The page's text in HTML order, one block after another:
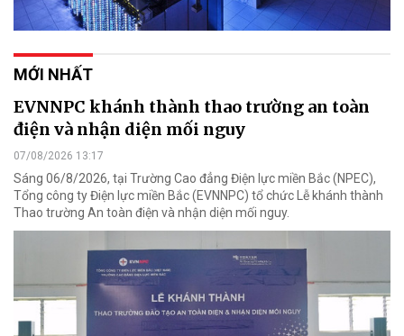
MỚI NHẤT
EVNNPC khánh thành thao trường an toàn
điện và nhận diện mối nguy
07/08/2026 13:17
Sáng 06/8/2026, tại Trường Cao đẳng Điện lực miền Bắc (NPEC),
Tổng công ty Điện lực miền Bắc (EVNNPC) tổ chức Lễ khánh thành
Thao trường An toàn điện và nhận diện mối nguy.